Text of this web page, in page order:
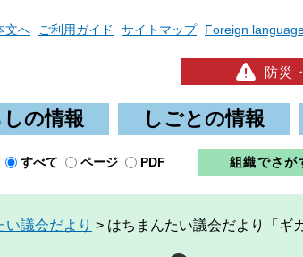
文へ ご利用ガイド サイトマップ Foreign
防災
しの情報 しごとの情報
すべて ページ PDF 組織でさが
い議会だより > はちまんたい議会だより「ギ